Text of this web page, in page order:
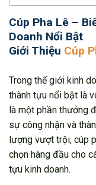
Cúp Pha Lê –
Doanh Nổi Bật
Giới Thiệu Cúp
Trong thế giới kinh
thành tựu nổi bật là
là một phần thưởng
sự công nhận và
lượng vượt trội, cúp
chọn hàng đầu cho
tựu kinh doanh.